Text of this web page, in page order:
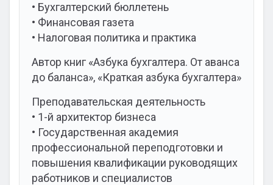
• Бухгалтерский бюллетень
• Финансовая газета
• Налоговая политика и практика
Автор книг «Азбука бухгалтера. От аванса
до баланса», «Краткая азбука бухгалтера»
Преподавательская деятельность
• 1-й архитектор бизнеса
• Государственная академия
профессиональной переподготовки и
повышения квалификации руководящих
работников и специалистов